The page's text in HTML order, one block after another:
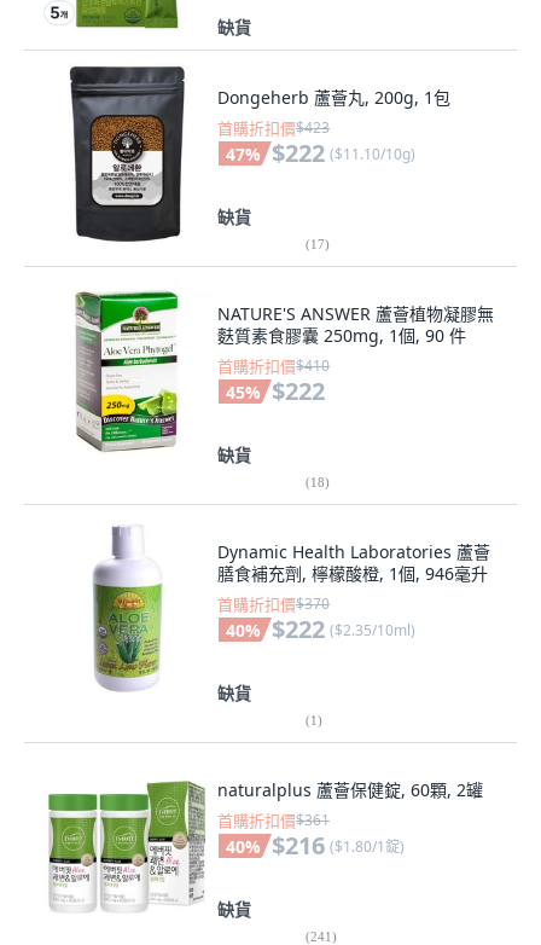
缺貨
Dongeherb 蘆薈丸, 200g, 1包
首購折扣價$423
47% $222 ($11.10/10g)
缺貨
(17)
NATURE'S ANSWER 蘆薈植物凝膠無
麩質素食膠囊 250mg, 1個, 90 件
首購折扣價$410
45% $222
缺貨
(18)
Dynamic Health Laboratories 蘆薈
膳食補充劑, 檸檬酸橙, 1個, 946毫升
首購折扣價$370
40% $222 ($2.35/10ml)
缺貨
(1)
naturalplus 蘆薈保健錠, 60顆, 2罐
首購折扣價$361
40% $216 ($1.80/1錠)
缺貨
(241)